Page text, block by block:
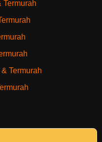
Termurah
Termurah